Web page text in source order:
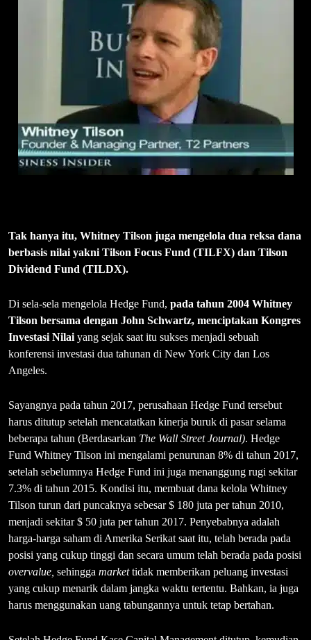
Tak hanya itu, Whitney Tilson juga mengelola dua reksa dana
berbasis nilai yakni Tilson Focus Fund (TILFX) dan Tilson
Dividend Fund (TILDX).
Di sela-sela mengelola Hedge Fund, pada tahun 2004 Whitney
Tilson bersama dengan John Schwartz, menciptakan Kongres
Investasi Nilai yang sejak saat itu sukses menjadi sebuah
konferensi investasi dua tahunan di New York City dan Los
Angeles.
Sayangnya pada tahun 2017, perusahaan Hedge Fund tersebut
harus ditutup setelah mencatatkan kinerja buruk di pasar selama
beberapa tahun (Berdasarkan The Wall Street Journal). Hedge
Fund Whitney Tilson ini mengalami penurunan 8% di tahun 2017,
setelah sebelumnya Hedge Fund ini juga menanggung rugi sekitar
7.3% di tahun 2015. Kondisi itu, membuat dana kelola Whitney
Tilson turun dari puncaknya sebesar $ 180 juta per tahun 2010,
menjadi sekitar $ 50 juta per tahun 2017. Penyebabnya adalah
harga-harga saham di Amerika Serikat saat itu, telah berada pada
posisi yang cukup tinggi dan secara umum telah berada pada posisi
overvalue, sehingga markettidak memberikan peluang investasi
yang cukup menarik dalam jangka waktu tertentu. Bahkan, ia juga
harus menggunakan uang tabungannya untuk tetap bertahan.